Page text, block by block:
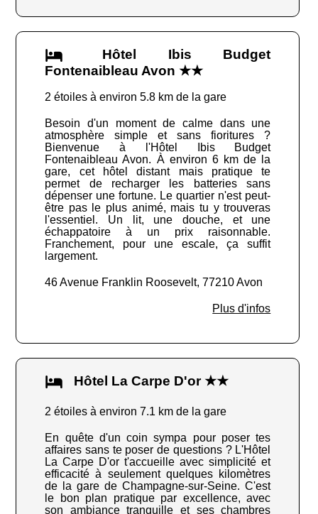
Hôtel Ibis Budget
Fontenaibleau Avon ★★
2 étoiles à environ 5.8 km de la gare
Besoin d'un moment de calme dans une
atmosphère simple et sans fioritures ?
Bienvenue à l'Hôtel Ibis Budget
Fontenaibleau Avon. À environ 6 km de la
gare, cet hôtel distant mais pratique te
permet de recharger les batteries sans
dépenser une fortune. Le quartier n'est peut-
être pas le plus animé, mais tu y trouveras
l'essentiel. Un lit, une douche, et une
échappatoire à un prix raisonnable.
Franchement, pour une escale, ça suffit
largement.
46 Avenue Franklin Roosevelt, 77210 Avon
Plus d'infos
Hôtel La Carpe D'or ★★
2 étoiles à environ 7.1 km de la gare
En quête d'un coin sympa pour poser tes
affaires sans te poser de questions ? L'Hôtel
La Carpe D'or t'accueille avec simplicité et
efficacité à seulement quelques kilomètres
de la gare de Champagne-sur-Seine. C'est
le bon plan pratique par excellence, avec
son ambiance tranquille et ses chambres